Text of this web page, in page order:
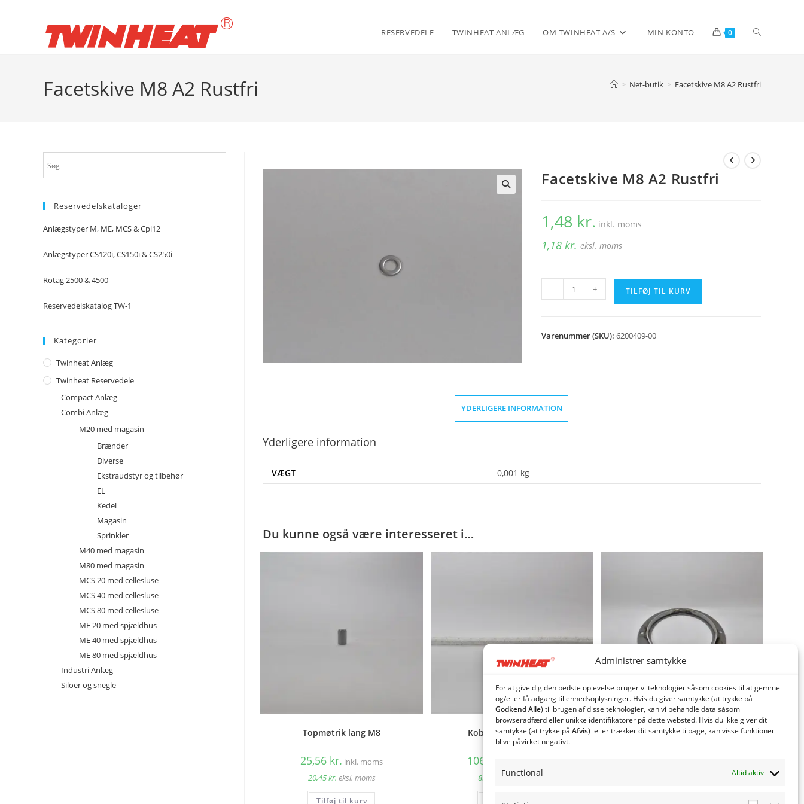
Administrer samtykke
For at give dig den bedste oplevelse bruger vi teknologier såsom cookies til at gemme
og/eller få adgang til enhedsoplysninger. Hvis du giver samtykke (at trykke på
Godkend Alle) til brugen af ​​disse teknologier, kan vi behandle data såsom
browseradfærd eller unikke identifikatorer på dette websted. Hvis du ikke giver dit
samtykke (at trykke på Afvis) eller trækker dit samtykke tilbage, kan visse funktioner
blive påvirket negativt.
Functional Altid aktiv
RESERVEDELE TWINHEAT ANLÆG OM TWINHEAT A/S MIN KONTO 0 Toggle
Facetskive M8 A2 Rustfri > Net-butik > Facetskive M8 A2 Rustfri
Facetskive M8 A2 Rustfri
1,48 kr. inkl. moms
1,18kr. eksl. moms
Facetskive
M8
- + TILFØJ TIL KURV
Varenummer (SKU):6200409-00
YDERLIGERE INFORMATION
Yderligere information
VÆGT 0,001 kg
Du kunne også være interesseret i…
Topmøtrik lang M8
25,56 kr. inkl. moms
20,45kr. eksl. moms
Tilføj til kurv
Koblingspakning M20
106,84
85,47
kr.eksl. moms
Tilføj til kurv
Frontflange Gl. M20
Reservedelskataloger
Anlægstyper M, ME, MCS & Cpi12
Anlægstyper CS120i, CS150i & CS250i
Rotag 2500 & 4500
Reservedelskatalog TW-1
Kategorier
Twinheat Anlæg
Twinheat Reservedele
Compact Anlæg
Combi Anlæg
M20 med magasin
Brænder
Diverse
Ekstraudstyr og tilbehør
EL
Kedel
Magasin
Sprinkler
M40 med magasin
M80 med magasin
MCS 20 med cellesluse
MCS 40 med cellesluse
MCS 80 med cellesluse
ME 20 med spjældhus
ME 40 med spjældhus
ME 80 med spjældhus
Industri Anlæg
Siloer og snegle